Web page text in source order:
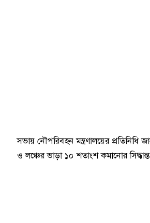
সভায় নৌপরিবহন মন্ত্রণালয়ের
ও লঞ্চের ভাড়া ১০ শতাংশ কমানোর